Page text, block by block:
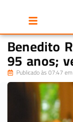
Benedito
95 anos;
Publicado às 07:47